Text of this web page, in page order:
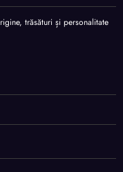
trăsături și personalitate